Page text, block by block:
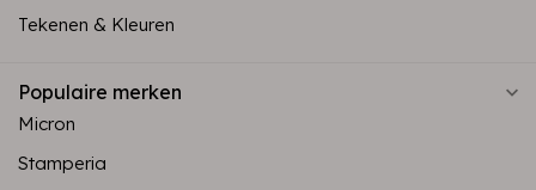
Tekenen & Kleuren
Populaire merken
Micron
Stamperia